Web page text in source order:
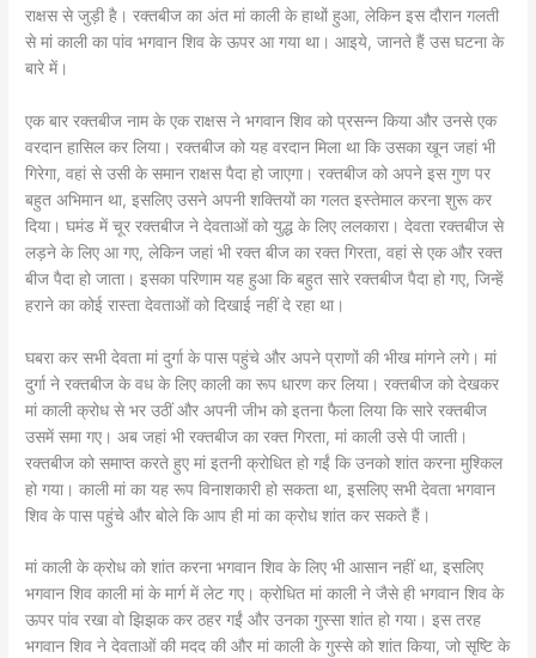
राक्षस से जुड़ी है। रक्तबीज का अंत मां काली के हाथों हुआ, लेकिन इस दौरान गलती
से मां काली का पांव भगवान शिव के ऊपर आ गया था। आइये, जानते हैं उस घटना के
बारे में।
एक बार रक्तबीज नाम के एक राक्षस ने भगवान शिव को प्रसन्न किया और उनसे एक
वरदान हासिल कर लिया। रक्तबीज को यह वरदान मिला था कि उसका खून जहां भी
गिरेगा, वहां से उसी के समान राक्षस पैदा हो जाएगा। रक्तबीज को अपने इस गुण पर
बहुत अभिमान था, इसलिए उसने अपनी शक्तियों का गलत इस्तेमाल करना शुरू कर
दिया। घमंड में चूर रक्तबीज ने देवताओं को युद्ध के लिए ललकारा। देवता रक्तबीज से
लड़ने के लिए आ गए, लेकिन जहां भी रक्त बीज का रक्त गिरता, वहां से एक और रक्त
बीज पैदा हो जाता। इसका परिणाम यह हुआ कि बहुत सारे रक्तबीज पैदा हो गए, जिन्हें
हराने का कोई रास्ता देवताओं को दिखाई नहीं दे रहा था।
घबरा कर सभी देवता मां दुर्गा के पास पहुंचे और अपने प्राणों की भीख मांगने लगे। मां
दुर्गा ने रक्तबीज के वध के लिए काली का रूप धारण कर लिया। रक्तबीज को देखकर
मां काली क्रोध से भर उठीं और अपनी जीभ को इतना फैला लिया कि सारे रक्तबीज
उसमें समा गए। अब जहां भी रक्तबीज का रक्त गिरता, मां काली उसे पी जाती।
रक्तबीज को समाप्त करते हुए मां इतनी क्रोधित हो गईं कि उनको शांत करना मुश्किल
हो गया। काली मां का यह रूप विनाशकारी हो सकता था, इसलिए सभी देवता भगवान
शिव के पास पहुंचे और बोले कि आप ही मां का क्रोध शांत कर सकते हैं।
मां काली के क्रोध को शांत करना भगवान शिव के लिए भी आसान नहीं था, इसलिए
भगवान शिव काली मां के मार्ग में लेट गए। क्रोधित मां काली ने जैसे ही भगवान शिव के
ऊपर पांव रखा वो झिझक कर ठहर गईं और उनका गुस्सा शांत हो गया। इस तरह
भगवान शिव ने देवताओं की मदद की और मां काली के गुस्से को शांत किया, जो सृष्टि के